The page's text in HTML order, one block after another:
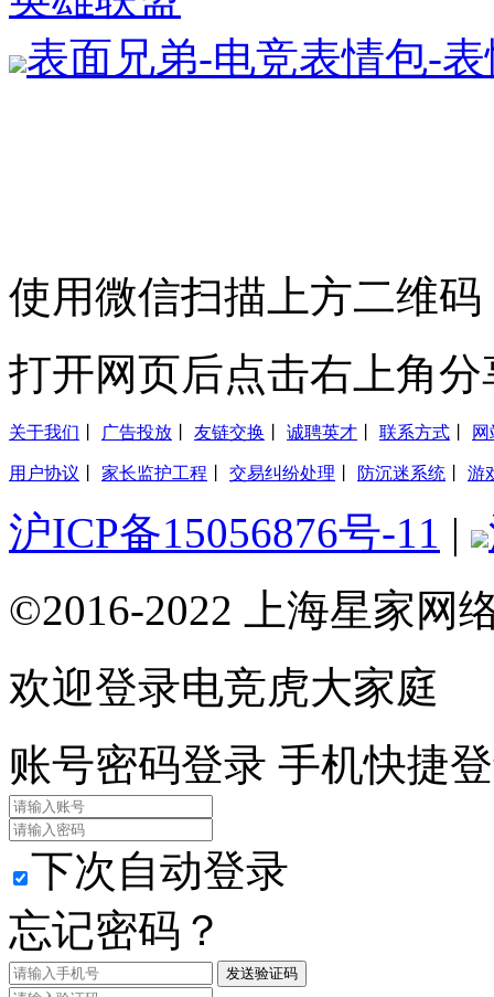
表面兄弟-电竞表情包-
使用微信扫描上方二维码
打开网页后点击右上角分
关于我们 广告投放 友链交换 诚聘英才 联系方式
用户协议 家长监护工程 交易纠纷处理 防沉迷系统 游
沪ICP备15056876号-11 |
©2016-2022 上海星家网
欢迎登录电竞虎大家庭
账号密码登录 手机快捷
下次自动登录
忘记密码？
发送验证码